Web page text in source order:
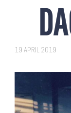
19 APRIL 2019